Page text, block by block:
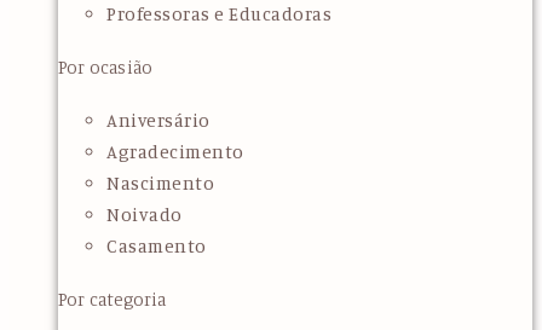
Professoras e Educadoras
Por ocasião
Aniversário
Agradecimento
Nascimento
Noivado
Casamento
Por categoria